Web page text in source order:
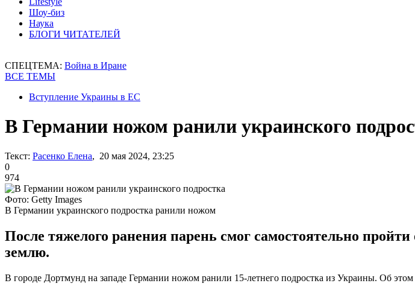
Шоу-биз
Наука
БЛОГИ ЧИТАТЕЛЕЙ
СПЕЦТЕМА: Война в Иране
ВСЕ ТЕМЫ
Вступление Украины в ЕС
В Германии ножом ранили украинского
Текст: Расенко Елена, 20 мая 2024, 23:25
0
974
Фото: Getty Images
В Германии украинского подростка ранили ножом
После тяжелого ранения парень смог самостоятельно
землю.
В городе Дортмунд на западе Германии ножом ранили 15-летнего подростка из Украины. Об